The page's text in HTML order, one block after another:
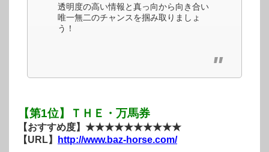
透明度の高い情報と真っ向から向き合い
唯一無二のチャンスを掴み取りましょ
う！
【第1位】ＴＨＥ・万馬券
【おすすめ度】★★★★★★★★★★
【URL】
http://www.baz-horse.com/